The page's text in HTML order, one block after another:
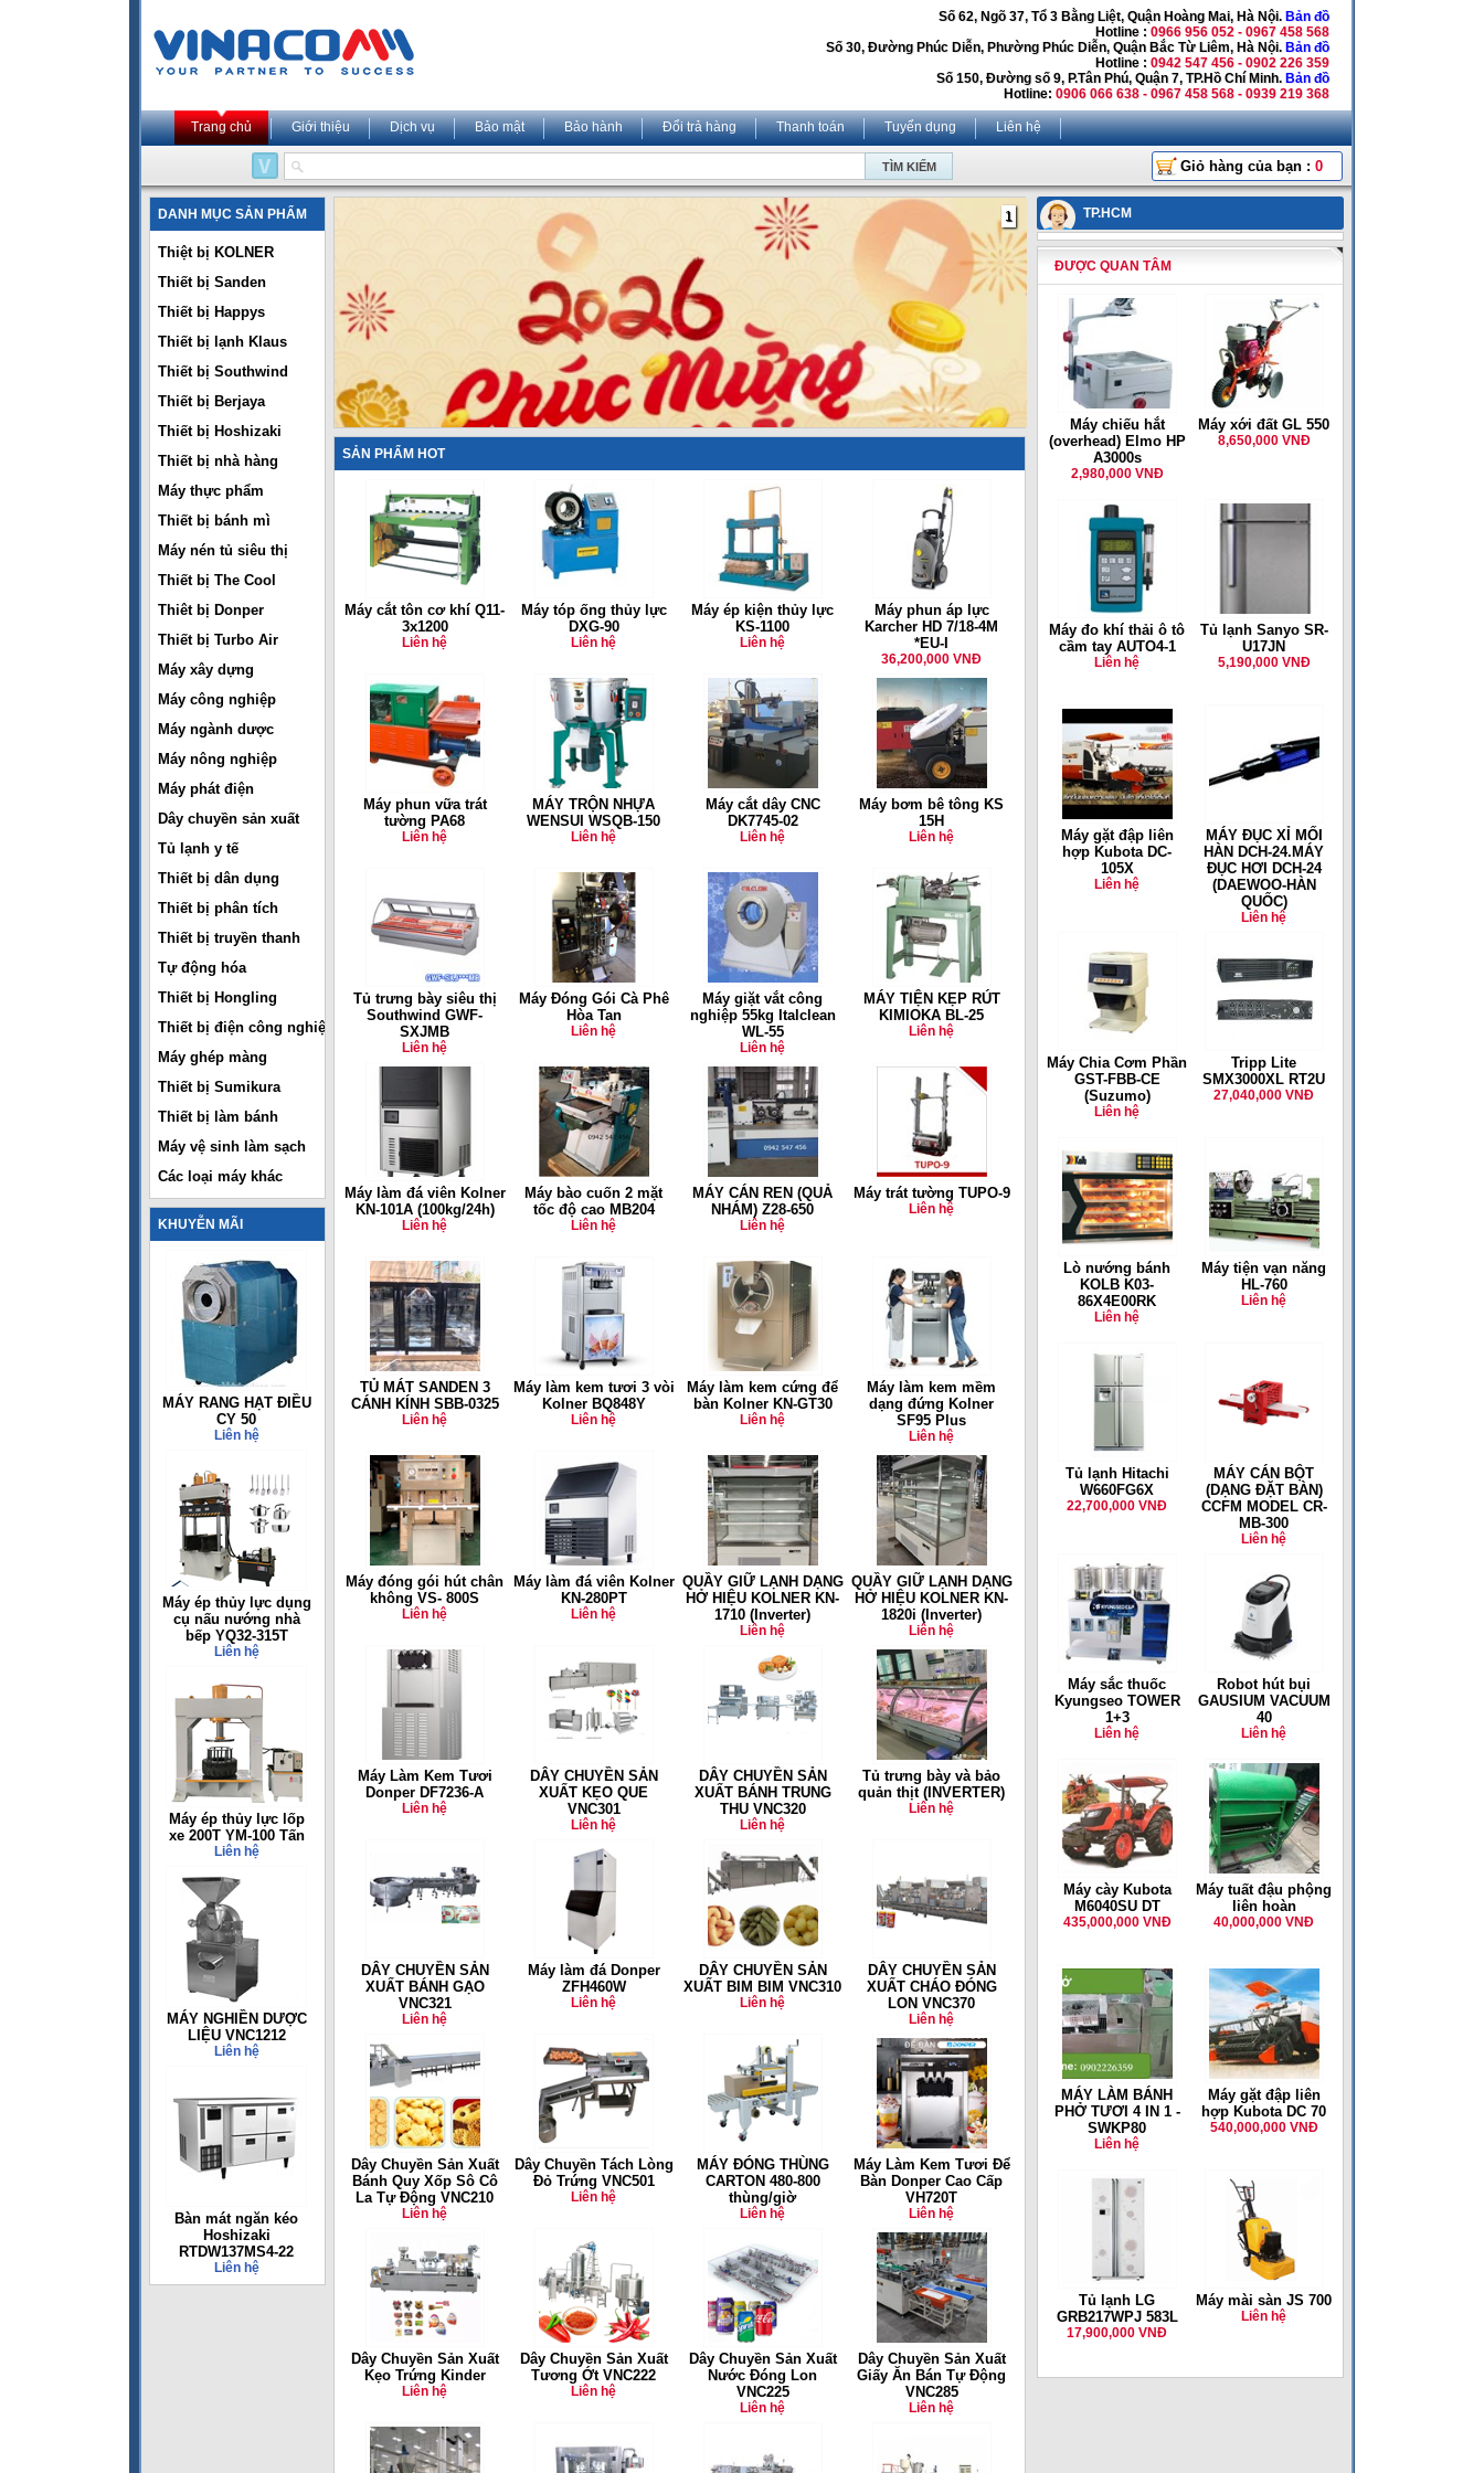
Số 62, Ngõ 37, Tổ 3 Bằng Liệt, Quận Hoàng Mai, Hà Nội. Bản đồ
Hotline : 0966 956 052 - 0967 458 568
Số 30, Đường Phúc Diễn, Phường Phúc Diễn, Quận Bắc Từ Liêm, Hà Nội. Bản đồ
Hotline : 0942 547 456 - 0902 226 359
Số 150, Đường số 9, P.Tân Phú, Quận 7, TP.Hồ Chí Minh. Bản đồ
Hotline: 0906 066 638 - 0967 458 568 - 0939 219 368
Trang chủ Giới thiệu Dịch vụ Bảo mật Bảo hành Đổi trả hàng Thanh toán Tuyển dụng Liên hệ
Giỏ hàng của bạn : 0
DANH MỤC SẢN PHẨM
Thiệt bị KOLNER
Thiết bị Sanden
Thiết bị Happys
Thiết bị lạnh Klaus
Thiết bị Southwind
Thiết bị Berjaya
Thiết bị Hoshizaki
Thiết bị nhà hàng
Máy thực phẩm
Thiết bị bánh mì
Máy nén tủ siêu thị
Thiết bị The Cool
Thiêt bị Donper
Thiết bị Turbo Air
Máy xây dựng
Máy công nghiệp
Máy ngành dược
Máy nông nghiệp
Máy phát điện
Dây chuyền sản xuất
Tủ lạnh y tế
Thiết bị dân dụng
Thiết bị phân tích
Thiết bị truyền thanh
Tự động hóa
Thiết bị Hongling
Thiết bị điện công nghiệp
Máy ghép màng
Thiết bị Sumikura
Thiết bị làm bánh
Máy vệ sinh làm sạch
Các loại máy khác
KHUYỄN MÃI
MÁY RANG HẠT ĐIỀU
CY 50
Liên hệ
Máy ép thủy lực dụng
cụ nấu nướng nhà
bếp YQ32-315T
Liên hệ
Máy ép thủy lực lốp
xe 200T YM-100 Tấn
Liên hệ
MÁY NGHIỀN DƯỢC
LIỆU VNC1212
Liên hệ
Bàn mát ngăn kéo
Hoshizaki
RTDW137MS4-22
Liên hệ
1
SẢN PHẨM HOT
Máy cắt tôn cơ khí Q11-
3x1200
Liên hệ
Máy tóp ống thủy lực
DXG-90
Liên hệ
Máy ép kiện thủy lực
KS-1100
Liên hệ
Máy phun áp lực
Karcher HD 7/18-4M
*EU-I
36,200,000 VNĐ
Máy phun vữa trát
tường PA68
Liên hệ
MÁY TRỘN NHỰA
WENSUI WSQB-150
Liên hệ
Máy cắt dây CNC
DK7745-02
Liên hệ
Máy bơm bê tông KS
15H
Liên hệ
Tủ trưng bày siêu thị
Southwind GWF-
SXJMB
Liên hệ
Máy Đóng Gói Cà Phê
Hòa Tan
Liên hệ
Máy giặt vắt công
nghiệp 55kg Italclean
WL-55
Liên hệ
MÁY TIỆN KẸP RÚT
KIMIOKA BL-25
Liên hệ
Máy làm đá viên Kolner
KN-101A (100kg/24h)
Liên hệ
Máy bào cuốn 2 mặt
tốc độ cao MB204
Liên hệ
MÁY CÁN REN (QUẢ
NHÁM) Z28-650
Liên hệ
Máy trát tường TUPO-9
Liên hệ
TỦ MÁT SANDEN 3
CÁNH KÍNH SBB-0325
Liên hệ
Máy làm kem tươi 3 vòi
Kolner BQ848Y
Liên hệ
Máy làm kem cứng để
bàn Kolner KN-GT30
Liên hệ
Máy làm kem mềm
dạng đứng Kolner
SF95 Plus
Liên hệ
Máy đóng gói hút chân
không VS- 800S
Liên hệ
Máy làm đá viên Kolner
KN-280PT
Liên hệ
QUẦY GIỮ LẠNH DẠNG
HỞ HIỆU KOLNER KN-
1710 (Inverter)
Liên hệ
QUẦY GIỮ LẠNH DẠNG
HỞ HIỆU KOLNER KN-
1820i (Inverter)
Liên hệ
Máy Làm Kem Tươi
Donper DF7236-A
Liên hệ
DÂY CHUYỀN SẢN
XUẤT KẸO QUE
VNC301
Liên hệ
DÂY CHUYỀN SẢN
XUẤT BÁNH TRUNG
THU VNC320
Liên hệ
Tủ trưng bày và bảo
quản thịt (INVERTER)
Liên hệ
DÂY CHUYỀN SẢN
XUẤT BÁNH GẠO
VNC321
Liên hệ
Máy làm đá Donper
ZFH460W
Liên hệ
DÂY CHUYỀN SẢN
XUẤT BIM BIM VNC310
Liên hệ
DÂY CHUYỀN SẢN
XUẤT CHÁO ĐÓNG
LON VNC370
Liên hệ
Dây Chuyền Sản Xuất
Bánh Quy Xốp Sô Cô
La Tự Động VNC210
Liên hệ
Dây Chuyền Tách Lòng
Đỏ Trứng VNC501
Liên hệ
MÁY ĐÓNG THÙNG
CARTON 480-800
thùng/giờ
Liên hệ
Máy Làm Kem Tươi Để
Bàn Donper Cao Cấp
VH720T
Liên hệ
Dây Chuyền Sản Xuất
Kẹo Trứng Kinder
Liên hệ
Dây Chuyền Sản Xuất
Tương Ớt VNC222
Liên hệ
Dây Chuyền Sản Xuất
Nước Đóng Lon
VNC225
Liên hệ
Dây Chuyền Sản Xuất
Giấy Ăn Bán Tự Động
VNC285
Liên hệ
TP.HCM
ĐƯỢC QUAN TÂM
Máy chiếu hắt
(overhead) Elmo HP
A3000s
2,980,000 VNĐ
Máy xới đất GL 550
8,650,000 VNĐ
Máy đo khí thải ô tô
cầm tay AUTO4-1
Liên hệ
Tủ lạnh Sanyo SR-
U17JN
5,190,000 VNĐ
Máy gặt đập liên
hợp Kubota DC-
105X
Liên hệ
MÁY ĐỤC XỈ MỐI
HÀN DCH-24.MÁY
ĐỤC HƠI DCH-24
(DAEWOO-HÀN
QUỐC)
Liên hệ
Máy Chia Cơm Phần
GST-FBB-CE
(Suzumo)
Liên hệ
Tripp Lite
SMX3000XL RT2U
27,040,000 VNĐ
Lò nướng bánh
KOLB K03-
86X4E00RK
Liên hệ
Máy tiện vạn năng
HL-760
Liên hệ
Tủ lạnh Hitachi
W660FG6X
22,700,000 VNĐ
MÁY CÁN BỘT
(DẠNG ĐẶT BÀN)
CCFM MODEL CR-
MB-300
Liên hệ
Máy sắc thuốc
Kyungseo TOWER
1+3
Liên hệ
Robot hút bụi
GAUSIUM VACUUM
40
Liên hệ
Máy cày Kubota
M6040SU DT
435,000,000 VNĐ
Máy tuất đậu phộng
liên hoàn
40,000,000 VNĐ
MÁY LÀM BÁNH
PHỞ TƯƠI 4 IN 1 -
SWKP80
Liên hệ
Máy gặt đập liên
hợp Kubota DC 70
540,000,000 VNĐ
Tủ lạnh LG
GRB217WPJ 583L
17,900,000 VNĐ
Máy mài sàn JS 700
Liên hệ